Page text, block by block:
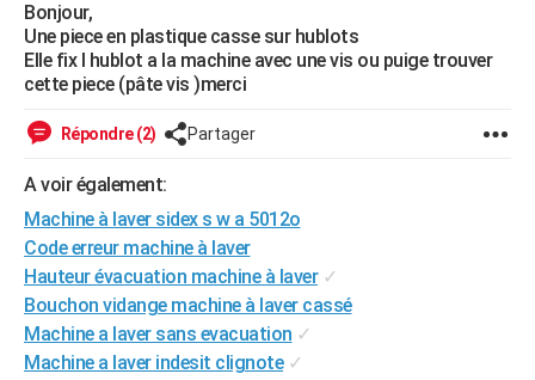
Essais
Réserver un essai
Citadines
Berlines
SUV
Forum auto
+HIGH-TECH
Mobiles
Meilleur smartphone
Internet
Ordinateurs
Jeux vidéo
Guide high-tech
+BRICOLAGE
Forum
Aménagement intérieur
Extérieur
Cuisine
Salle de bains
Jardinage
Rangement
WEEK-END
LIFESTYLE
Art de vivre
Bien-être
Loisirs
Mode
Modes de vie
SANTE
Alimentation
Guide de la santé
Maladies
Médicaments
Sommeil
VOYAGE
Destinations
City break
Voyage nature
Voyage de noces
Forum
Climat
+PHOTO
GUIDES D'ACHAT
Bonjour,
Une piece en plastique casse sur hublots
Elle fix l hublot a la machine avec une vis ou puige trouver
cette piece (pâte vis )merci
Répondre (2) Partager
A voir également:
Machine à laver sidex s w a 5012o
Code erreur machine à laver
Hauteur évacuation machine à laver ✓
Bouchon vidange machine à laver cassé
Machine a laver sans evacuation ✓
Machine a laver indesit clignote ✓